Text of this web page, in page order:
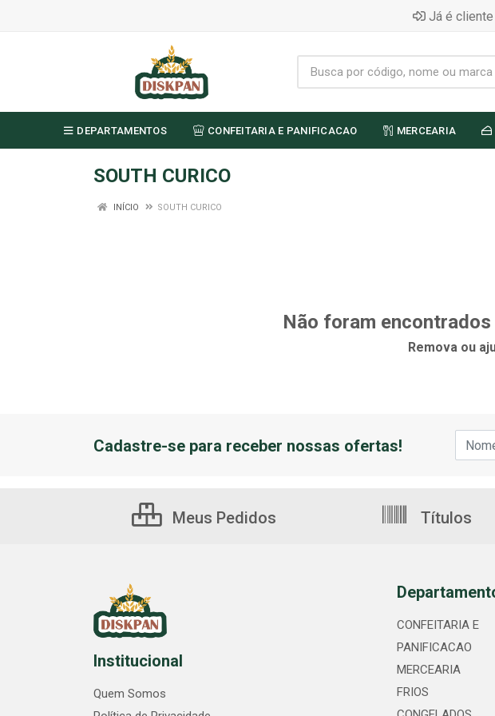
Já é
DEPARTAMENTOS CONFEITARIA E PANIFICACAO MERCEARIA
SOUTH CURICO
INÍCIO SOUTH CURICO
Não foram
Remova ou
Cadastre-se para receber nossas ofertas!
Meus Pedidos Títulos
Institucional
Quem Somos
CONFEITARIA E
PANIFICACAO
MERCEARIA
FRIOS